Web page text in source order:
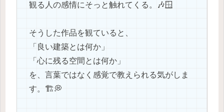
観る人の感情にそっと触れてくる。🎶🪟
そうした作品を観ていると、
「良い建築とは何か」
「心に残る空間とは何か」
を、言葉ではなく感覚で教えられる気がしま
す。🏗💭